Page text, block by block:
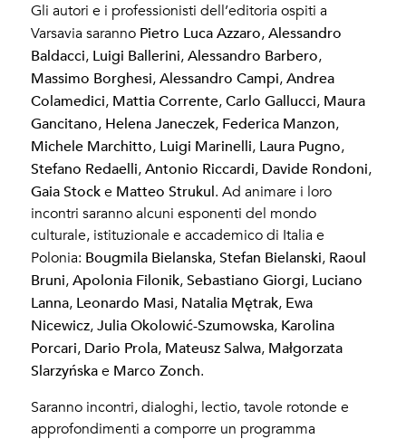
Gli autori e i professionisti dell’editoria ospiti a
Varsavia saranno Pietro Luca Azzaro,Alessandro
Baldacci, Luigi Ballerini,Alessandro Barbero,
Massimo Borghesi,Alessandro Campi,Andrea
Colamedici, Mattia Corrente,Carlo Gallucci, Maura
Gancitano, Helena Janeczek, Federica Manzon,
Michele Marchitto, Luigi Marinelli, Laura Pugno,
Stefano Redaelli,Antonio Riccardi, Davide Rondoni,
Gaia Stock e Matteo Strukul. Ad animare i loro
incontri saranno alcuni esponenti del mondo
culturale, istituzionale e accademico di Italia e
Polonia: Bougmila Bielanska,Stefan Bielanski, Raoul
Bruni,Apolonia Filonik,Sebastiano Giorgi, Luciano
Lanna, Leonardo Masi, Natalia Mętrak, Ewa
Nicewicz,Julia Okolowić-Szumowska, Karolina
Porcari, Dario Prola, Mateusz Salwa, Małgorzata
Slarzyńska e Marco Zonch.
Saranno incontri, dialoghi, lectio, tavole rotonde e
approfondimenti a comporre un programma